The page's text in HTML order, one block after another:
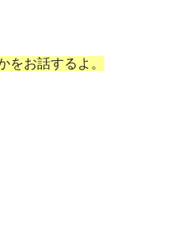
お話するよ。